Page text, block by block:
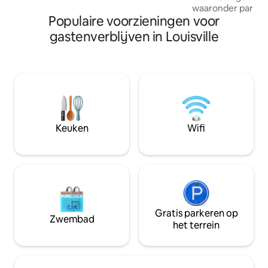
waaronder
voor fietsen. Nog geen 5 km van
Churchill Downs,
en het centrum. Germantown ligt
aan restaurants,
Katoenen
wasproducten.
zorgt voor
Populaire voorzieningen voor
gastenverblijven in Louisville
Keuken Wifi
Zwembad
Gratis parkeren op
het terrein